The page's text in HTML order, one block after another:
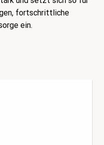
fortschrittliche
ein.